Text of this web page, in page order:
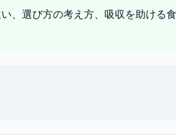
、選び方の考え方、吸収を助ける